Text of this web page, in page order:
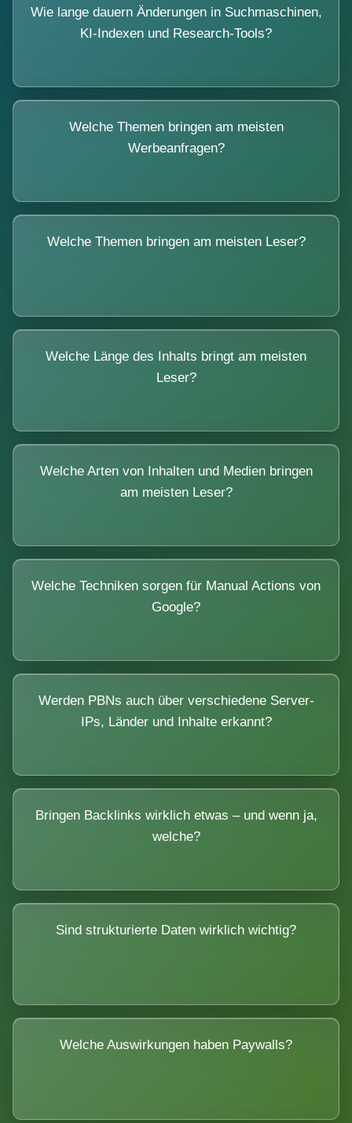
Wie lange dauern Änderungen in Suchmaschinen,
KI-Indexen und Research-Tools?
Welche Themen bringen am meisten
Werbeanfragen?
Welche Themen bringen am meisten Leser?
Welche Länge des Inhalts bringt am meisten
Leser?
Welche Arten von Inhalten und Medien bringen
am meisten Leser?
Welche Techniken sorgen für Manual Actions von
Google?
Werden PBNs auch über verschiedene Server-
IPs, Länder und Inhalte erkannt?
Bringen Backlinks wirklich etwas – und wenn ja,
welche?
Sind strukturierte Daten wirklich wichtig?
Welche Auswirkungen haben Paywalls?